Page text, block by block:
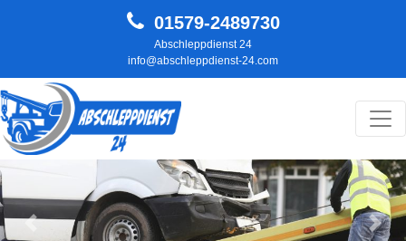
01579-2489730
Abschleppdienst 24
info@abschleppdienst-24.com
Hauptnavigation
Zurück